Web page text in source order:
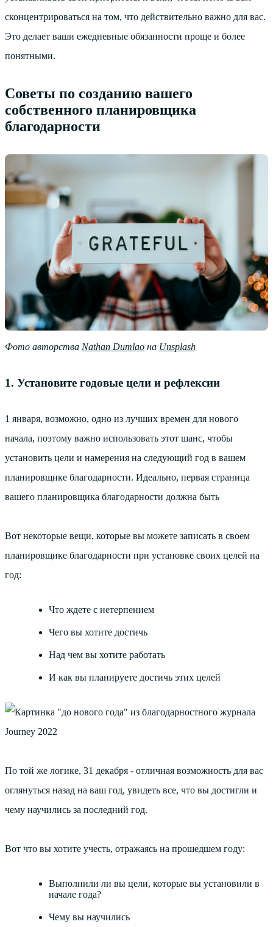
сконцентрироваться на том, что действительно важно для вас.
Это делает ваши ежедневные обязанности проще и более
понятными.
Советы по созданию вашего
собственного планировщика
благодарности
Фото авторства Nathan Dumlao на Unsplash
1. Установите годовые цели и рефлексии
1 января, возможно, одно из лучших времен для нового
начала, поэтому важно использовать этот шанс, чтобы
установить цели и намерения на следующий год в вашем
планировщике благодарности. Идеально, первая страница
вашего планировщика благодарности должна быть
Вот некоторые вещи, которые вы можете записать в своем
планировщике благодарности при установке своих целей на
год:
Что ждете с нетерпением
Чего вы хотите достичь
Над чем вы хотите работать
И как вы планируете достичь этих целей
По той же логике, 31 декабря - отличная возможность для вас
оглянуться назад на ваш год, увидеть все, что вы достигли и
чему научились за последний год.
Вот что вы хотите учесть, отражаясь на прошедшем году:
Выполнили ли вы цели, которые вы установили в
начале года?
Чему вы научились